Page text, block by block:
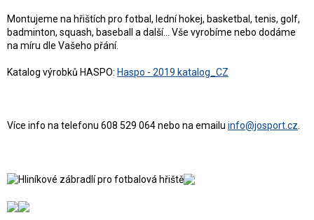
Montujeme na hřištích pro fotbal, lední hokej, basketbal, tenis, golf,
badminton, squash, baseball a další... Vše vyrobíme nebo dodáme
na míru dle Vašeho přání.
Katalog výrobků HASPO: Haspo - 2019 katalog_CZ
Více info na telefonu 608 529 064 nebo na emailu info@josport.cz